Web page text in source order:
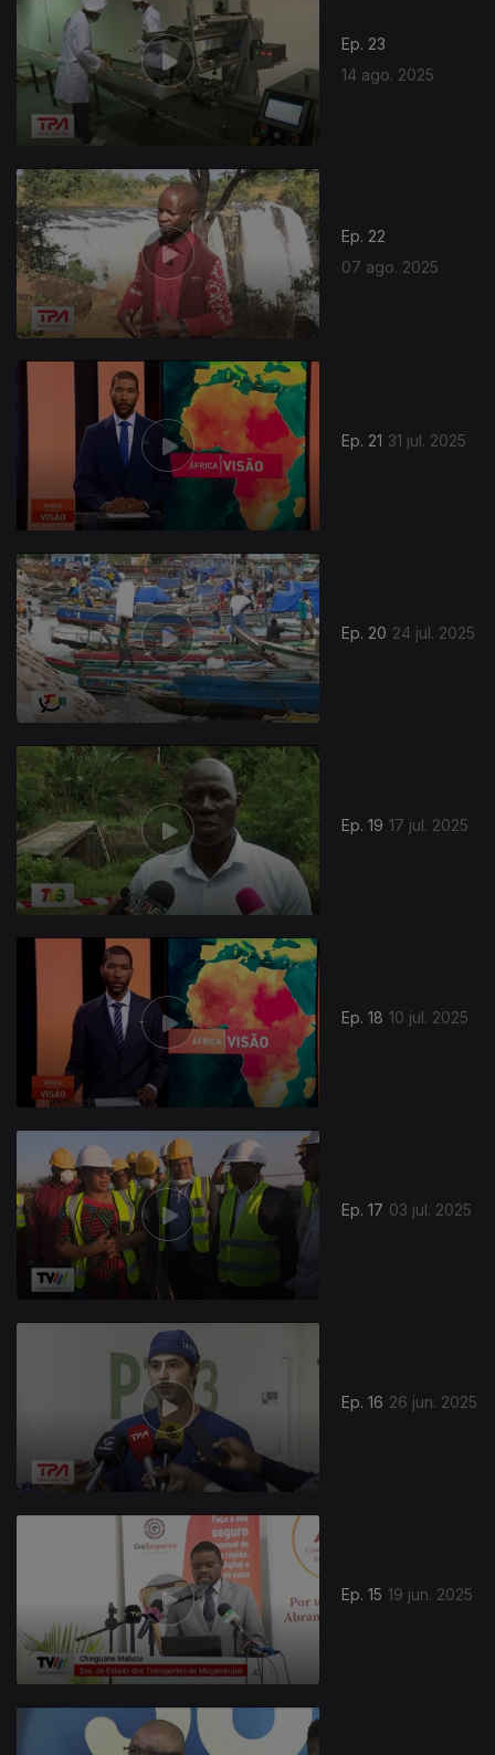
Ep. 23
14 ago. 2025
Ep. 22
07 ago. 2025
Ep. 21 31 jul. 2025
Ep. 20 24 jul. 2025
Ep. 19 17 jul. 2025
Ep. 18 10 jul. 2025
Ep. 17 03 jul. 2025
861570
Ep. 16 26 jun. 2025
Ep. 15 19 jun. 2025